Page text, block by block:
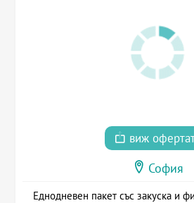
виж
София
Еднодневен пакет със закуска и